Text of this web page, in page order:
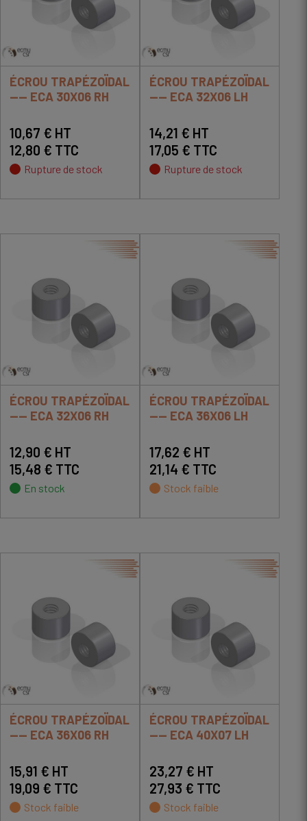
ÉCROU TRAPÉZOÏDAL
---- ECA 30X06 RH
10,67 € HT
12,80 € TTC
Rupture de stock
ÉCROU TRAPÉZOÏDAL
---- ECA 32X06 LH
14,21 € HT
17,05 € TTC
Rupture de stock
ÉCROU TRAPÉZOÏDAL
---- ECA 32X06 RH
12,90 € HT
15,48 € TTC
En stock
ÉCROU TRAPÉZOÏDAL
---- ECA 36X06 LH
17,62 € HT
21,14 € TTC
Stock faible
ÉCROU TRAPÉZOÏDAL
---- ECA 36X06 RH
15,91 € HT
19,09 € TTC
Stock faible
ÉCROU TRAPÉZOÏDAL
---- ECA 40X07 LH
23,27 € HT
27,93 € TTC
Stock faible